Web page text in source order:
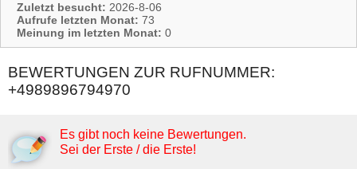
Zuletzt besucht: 2026-8-06
Aufrufe letzten Monat: 73
Meinung im letzten Monat: 0
BEWERTUNGEN ZUR RUFNUMMER:
+4989896794970
Es gibt noch keine Bewertungen.
Sei der Erste / die Erste!